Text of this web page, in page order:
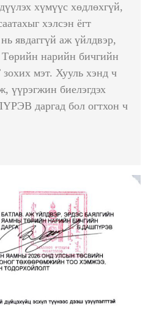
хүмүүс хөдлөхгүй,
хэлсэн ёгт
явдаггүй аж үйлдвэр,
нарийн бичгийн
мэт. Хууль хэнд ч
үүрэгжин биелэгдэх
даргад бол огтхон ч